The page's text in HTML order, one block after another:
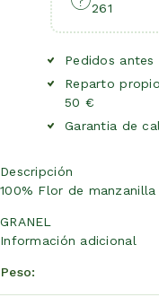
261
Pedidos antes
Reparto
50 €
Garantia de
Descripción
100% Flor de
GRANEL
Información adicional
Peso